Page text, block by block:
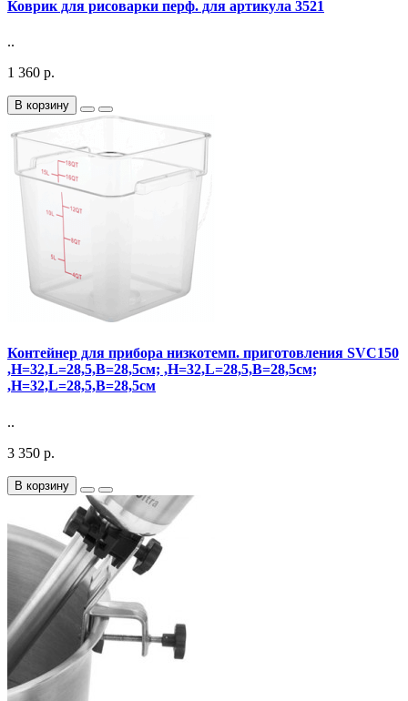
Коврик для рисоварки перф. для артикула 3521
..
1 360 р.
В корзину
Контейнер для прибора низкотемп. приготовления SVC150
,H=32,L=28,5,B=28,5см; ,H=32,L=28,5,B=28,5см;
,H=32,L=28,5,B=28,5см
..
3 350 р.
В корзину